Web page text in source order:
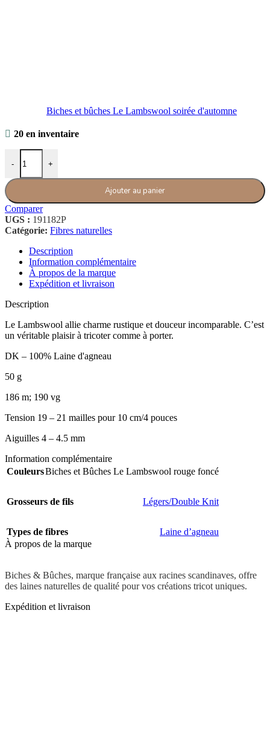
Biches et bûches Le Lambswool soirée d'automne
20 en inventaire
-
quantité de Biches et Bûches Le Lambswool rouge foncé
+
Ajouter au panier
Comparer
UGS : 191182P
Catégorie: Fibres naturelles
Description
Information complémentaire
À propos de la marque
Expédition et livraison
Description
Le Lambswool allie charme rustique et douceur incomparable. C’est
un véritable plaisir à tricoter comme à porter.
DK – 100% Laine d'agneau
50 g
186 m; 190 vg
Tension 19 – 21 mailles pour 10 cm/4 pouces
Aiguilles 4 – 4.5 mm
Information complémentaire
CouleursBiches et Bûches Le Lambswool rouge foncé
Grosseurs de fils Légers/Double Knit
Types de fibres
Laine d’agneau
À propos de la marque
Biches & Bûches, marque française aux racines scandinaves, offre
des laines naturelles de qualité pour vos créations tricot uniques.
Expédition et livraison